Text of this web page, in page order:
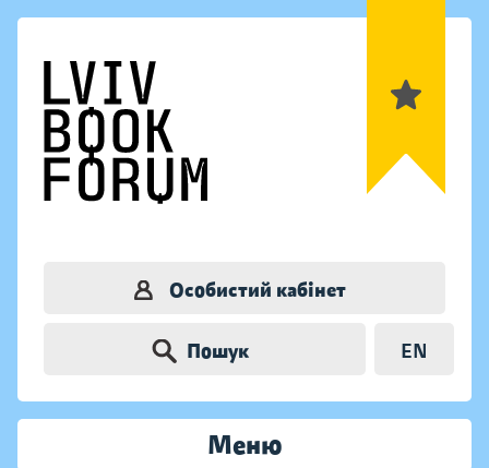
Особистий кабінет
Пошук EN
Меню